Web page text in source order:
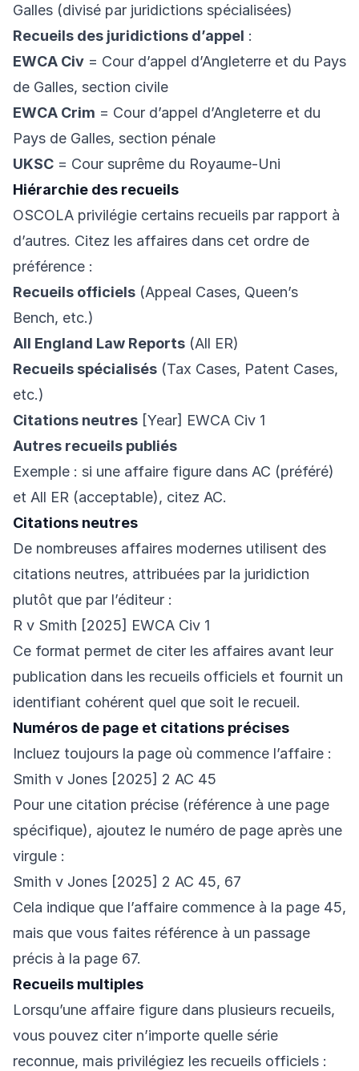
Galles (divisé par juridictions spécialisées)
Recueils des juridictions d’appel :
EWCA Civ = Cour d’appel d’Angleterre et du Pays
de Galles, section civile
EWCA Crim = Cour d’appel d’Angleterre et du
Pays de Galles, section pénale
UKSC = Cour suprême du Royaume-Uni
Hiérarchie des recueils
OSCOLA privilégie certains recueils par rapport à
d’autres. Citez les affaires dans cet ordre de
préférence :
Recueils officiels (Appeal Cases, Queen’s
Bench, etc.)
All England Law Reports (All ER)
Recueils spécialisés (Tax Cases, Patent Cases,
etc.)
Citations neutres [Year] EWCA Civ 1
Autres recueils publiés
Exemple : si une affaire figure dans AC (préféré)
et All ER (acceptable), citez AC.
Citations neutres
De nombreuses affaires modernes utilisent des
citations neutres, attribuées par la juridiction
plutôt que par l’éditeur :
R v Smith [2025] EWCA Civ 1
Ce format permet de citer les affaires avant leur
publication dans les recueils officiels et fournit un
identifiant cohérent quel que soit le recueil.
Numéros de page et citations précises
Incluez toujours la page où commence l’affaire :
Smith v Jones [2025] 2 AC 45
Pour une citation précise (référence à une page
spécifique), ajoutez le numéro de page après une
virgule :
Smith v Jones [2025] 2 AC 45, 67
Cela indique que l’affaire commence à la page 45,
mais que vous faites référence à un passage
précis à la page 67.
Recueils multiples
Lorsqu’une affaire figure dans plusieurs recueils,
vous pouvez citer n’importe quelle série
reconnue, mais privilégiez les recueils officiels :